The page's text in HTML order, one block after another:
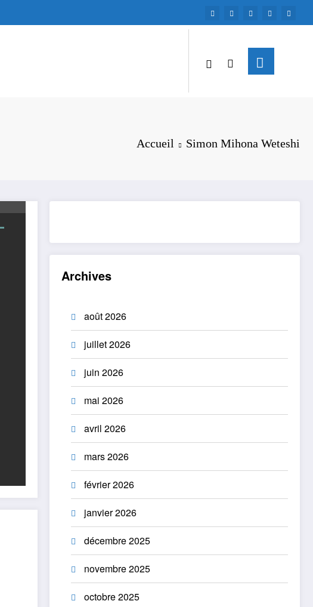
Accueil Simon Mihona Weteshi
Archives
août 2026
juillet 2026
juin 2026
mai 2026
avril 2026
mars 2026
février 2026
janvier 2026
décembre 2025
novembre 2025
octobre 2025